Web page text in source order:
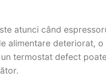
atunci când
alimentare deteriorat, o
termostat defect